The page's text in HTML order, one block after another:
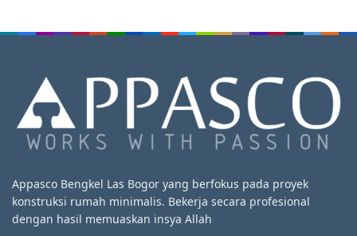
Appasco Bengkel Las Bogor yang berfokus pada proyek
konstruksi rumah minimalis. Bekerja secara profesional
dengan hasil memuaskan insya Allah